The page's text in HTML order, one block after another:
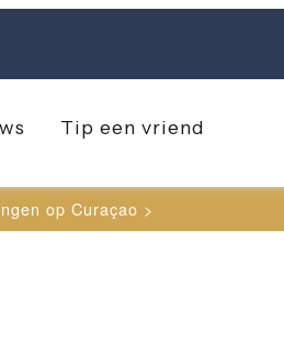
Tip een vriend
op Curaçao >